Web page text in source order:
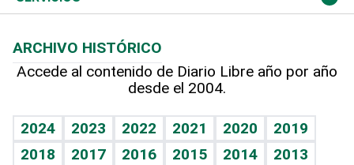
Hablando con el pediatra
Vida y familia
Eñe
Línea de hit
TBT Deportivo
Hecho en casa
Guía del dinero
Cumpleaños
Horóscopos
Crucigramas
ARCHIVO HISTÓRICO
Accede al contenido de Diario Libre año por año
desde el 2004.
2024 2023 2022 2021 2020
2019
2018
2017 2016 2015 2014
2013